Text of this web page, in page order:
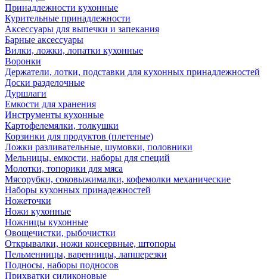
Принадлежности кухонные
Курительные принадлежности
Аксессуары для выпечки и запекания
Барные аксессуары
Вилки, ложки, лопатки кухонные
Воронки
Держатели, лотки, подставки для кухонных принадлежностей
Доски разделочные
Дуршлаги
Емкости для хранения
Инструменты кухонные
Картофелемялки, толкушки
Корзинки для продуктов (плетеные)
Ложки разливательные, шумовки, половники
Мельницы, емкости, наборы для специй
Молотки, топорики для мяса
Мясорубки, соковыжималки, кофемолки механические
Наборы кухонных принадежностей
Ножеточки
Ножи кухонные
Ножницы кухонные
Овощечистки, рыбочистки
Открывалки, ножи консервные, штопоры
Пельменницы, варенницы, лапшерезки
Подносы, наборы подносов
Прихватки силиконовые